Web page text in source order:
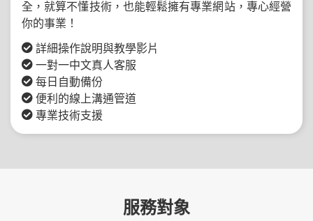
全，就算不懂技術，也能輕鬆擁有專業網站，專心經營
你的事業！
詳細操作說明與教學影片
一對一中文真人客服
每日自動備份
便利的線上溝通管道
專業技術支援
服務對象